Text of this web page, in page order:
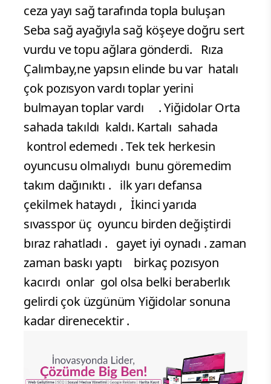
ceza yayı sağ tarafında topla buluşan
Seba sağ ayağıyla sağ köşeye doğru sert
vurdu ve topu ağlara gönderdi. Rıza
Çalımbay,ne yapsın elinde bu var hatalı
çok pozısyon vardı toplar yerini
bulmayan toplar vardı . Yiğidolar Orta
sahada takıldı kaldı. Kartalı sahada
kontrol edemedı . Tek tek herkesin
oyuncusu olmalıydı bunu göremedim
takım dağınıktı . ilk yarı defansa
çekilmek hataydı , İkinci yarıda
sıvasspor üç oyuncu birden değiştirdi
bıraz rahatladı . gayet iyi oynadı . zaman
zaman baskı yaptı birkaç pozısyon
kacırdı onlar gol olsa belki beraberlık
gelirdi çok üzgünüm Yiğidolar sonuna
kadar direnecektir .